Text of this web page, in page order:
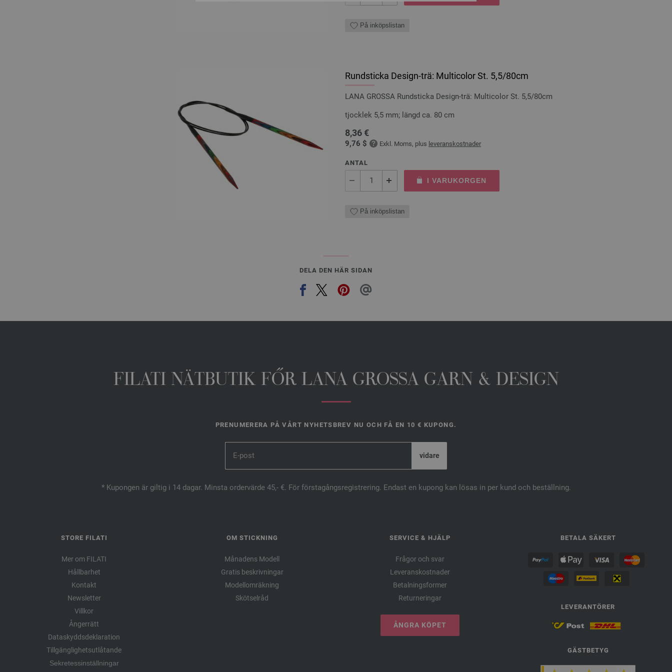
På inköpslistan
Rundsticka Design-trä: Multicolor St. 5,5/80cm
LANA GROSSA Rundsticka Design-trä: Multicolor St. 5,5/80cm
tjocklek 5,5 mm; längd ca. 80 cm
8,36 €
9,76 $ Exkl. Moms, plus leveranskostnader
ANTAL
I VARUKORGEN
På inköpslistan
DELA DEN HÄR SIDAN
FILATI NÄTBUTIK FŐR LANA GROSSA GARN & DESIGN
PRENUMERERA PÅ VÅRT NYHETSBREV NU OCH FÅ EN 10 € KUPONG.
* Kupongen är giltig i 14 dagar. Minsta ordervärde 45,- €. För förstagångsregistrering. Endast en kupong kan lösas in per kund och beställning.
STORE FILATI
Mer om FILATI
Hållbarhet
Kontakt
Newsletter
Villkor
Ångerrätt
Dataskyddsdeklaration
Tillgänglighetsutlåtande
Sekretessinställningar
OM STICKNING
Månadens Modell
Gratis beskrivningar
Modellomräkning
Skötselråd
SERVICE & HJÄLP
Frågor och svar
Leveranskostnader
Betalningsformer
Returneringar
ÅNGRA KÖPET
BETALA SÄKERT
LEVERANTÖRER
GÄSTBETYG